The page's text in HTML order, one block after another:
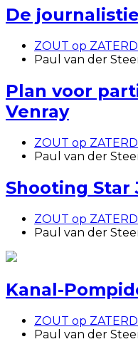
De
ZOUT op
Paul van der
Plan voor
Venray
ZOUT op
Paul van der
Shooting Star
ZOUT op
Paul van der
Kanal-
ZOUT op
Paul van der